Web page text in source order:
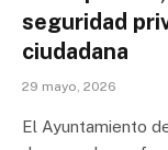
seguridad
ciudadana
29 mayo, 2026
El Ayuntamiento